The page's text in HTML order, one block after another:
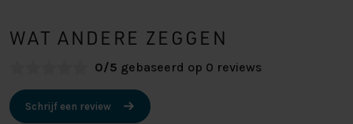
WAT ANDERE ZEGGEN
0/5 gebaseerd op 0 reviews
Schrijf een review